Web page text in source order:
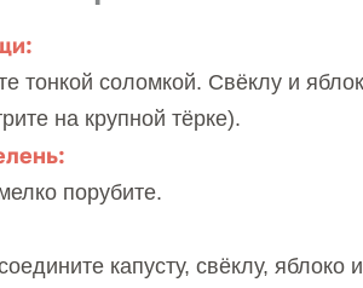
тонкой соломкой. Свёклу и
на крупной тёрке).
порубите.
капусту, свёклу, яблоко